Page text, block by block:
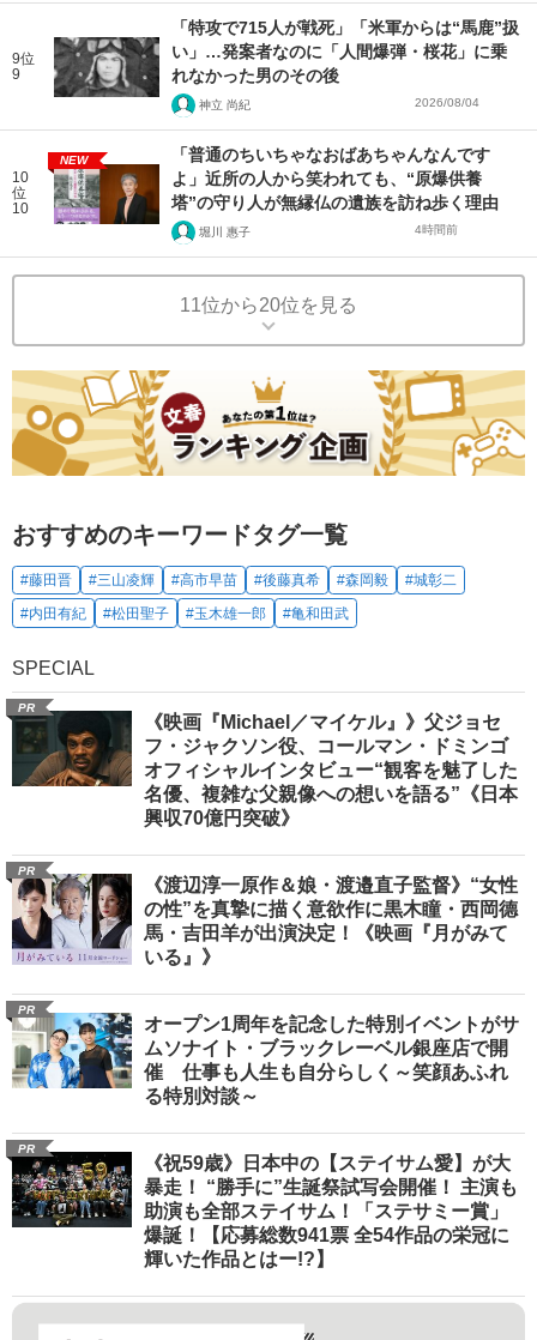
9位
9
「特攻で715人が戦死」「米軍からは“馬鹿”扱
い」…発案者なのに「人間爆弾・桜花」に乗
れなかった男のその後
神立 尚紀 2026/08/04
10
位
10
NEW
「普通のちいちゃなおばあちゃんなんです
よ」近所の人から笑われても、“原爆供養
塔”の守り人が無縁仏の遺族を訪ね歩く理由
堀川 惠子 4時間前
11位から20位を見る
おすすめのキーワードタグ一覧
#藤田晋 #三山凌輝 #高市早苗 #後藤真希 #森岡毅
#城彰二
#内田有紀
#松田聖子 #玉木雄一郎 #亀和田武
SPECIAL
PR
《映画『Michael／マイケル』》父ジョセ
フ・ジャクソン役、コールマン・ドミンゴ
オフィシャルインタビュー“観客を魅了した
名優、複雑な父親像への想いを語る”《日本
興収70億円突破》
PR
《渡辺淳一原作＆娘・渡邉直子監督》“女性
の性”を真摯に描く意欲作に黒木瞳・西岡德
馬・吉田羊が出演決定！《映画『月がみて
いる』》
PR
オープン1周年を記念した特別イベントがサ
ムソナイト・ブラックレーベル銀座店で開
催 仕事も人生も自分らしく～笑顔あふれ
る特別対談～
PR
《祝59歳》日本中の【ステイサム愛】が大
暴走！ “勝手に”生誕祭試写会開催！ 主演も
助演も全部ステイサム！「ステサミー賞」
爆誕！【応募総数941票 全54作品の栄冠に
輝いた作品とはー!?】